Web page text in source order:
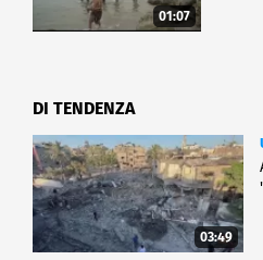
01:07
DI TENDENZA
03:49